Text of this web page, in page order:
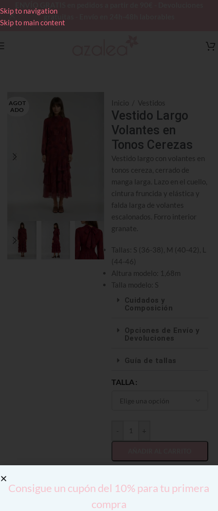
Skip to navigation
Skip to main content
gratuitas - Envío en 24h-48h laborables
AGOT
ADO
Inicio / Vestidos
Vestido Largo
Volantes en
Tonos Cerezas
Vestido largo con volantes en
tonos cereza, cerrado de
manga larga. Lazo en el cuello,
cintura fruncida y elástica y
falda larga de volantes
escalonados. Forro interior
granate.
Tallas: S (36-38), M (40-42), L
(44-46)
Altura modelo: 1,68m
Talla modelo: S
Cuidados y
Composición
Opciones de Envío y
Devoluciones
Guía de tallas
TALLA
+
Consigue un cupón del 10% para tu primera
compra